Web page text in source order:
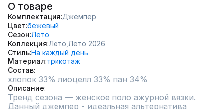
О товаре
Комплектация Джемпер
Цвет бежевый
Сезон Лето
Коллекция Лето, Лето 2026
СтильНа каждый день
Материал трикотаж
Состав
хлопок 33% лиоцелл 33% пан 34%
Описание
Тренд сезона — женское поло ажурной вязки.
Данный джемпер - идеальная альтернатива